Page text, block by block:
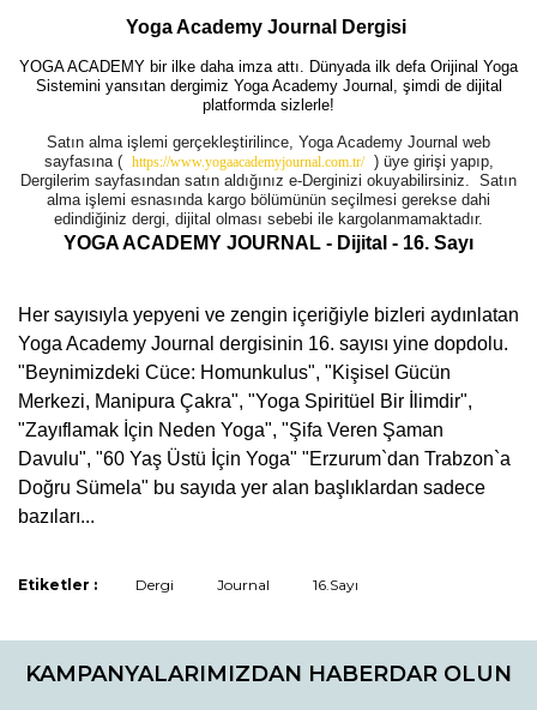
Yoga Academy Journal Dergisi
YOGA ACADEMY bir ilke daha imza attı. Dünyada ilk defa Orijinal Yoga
Sistemini yansıtan dergimiz Yoga Academy Journal, şimdi de dijital
platformda sizlerle!
Satın alma işlemi gerçekleştirilince, Yoga Academy Journal web
sayfasına ( https://www.yogaacademyjournal.com.tr/ )üye girişi yapıp,
Dergilerim sayfasından satın aldığınız e-Derginizi okuyabilirsiniz. Satın
alma işlemi esnasında kargo bölümünün seçilmesi gerekse dahi
edindiğiniz dergi, dijital olması sebebi ile kargolanmamaktadır.
YOGA ACADEMY JOURNAL - Dijital - 16. Sayı
Her sayısıyla yepyeni ve zengin içeriğiyle bizleri aydınlatan
Yoga Academy Journal dergisinin 16. sayısı yine dopdolu.
"Beynimizdeki Cüce: Homunkulus", "Kişisel Gücün
Merkezi, Manipura Çakra", "Yoga Spiritüel Bir İlimdir",
"Zayıflamak İçin Neden Yoga", "Şifa Veren Şaman
Davulu", "60 Yaş Üstü İçin Yoga" "Erzurum`dan Trabzon`a
Doğru Sümela" bu sayıda yer alan başlıklardan sadece
bazıları...
Bu ürünün fiyat bilgisi, resim, ürün açıklamalarında ve diğer
Etiketler : Dergi Journal 16.Sayı
KAMPANYALARIMIZDAN HABERDAR OLUN